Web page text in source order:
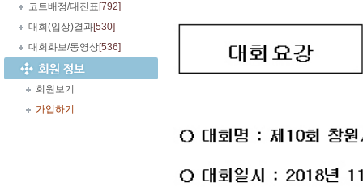
코트배정/대진표 [792]
대회(입상)결과[530]
대회화보/동영상[536]
회원보기
가입하기